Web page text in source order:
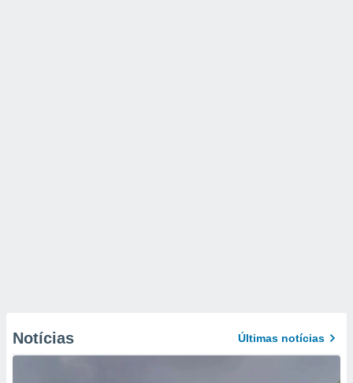
Notícias Últimas notícias